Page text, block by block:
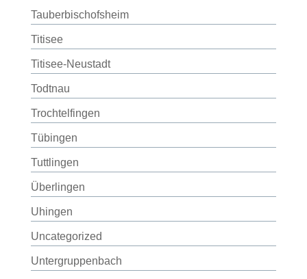
Tauberbischofsheim
Titisee
Titisee-Neustadt
Todtnau
Trochtelfingen
Tübingen
Tuttlingen
Überlingen
Uhingen
Uncategorized
Untergruppenbach